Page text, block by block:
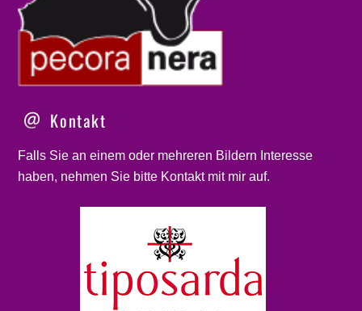
Kontakt
Falls Sie an einem oder mehreren Bildern Interesse
haben, nehmen Sie bitte Kontaktmit mir auf.